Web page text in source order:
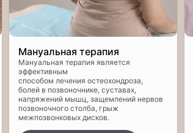
Мануальная терапия
Мануальная терапия является
эффективным
способом лечения остеохондроза,
болей в позвоночнике, суставах,
напряжений мышц, защемлений нервов
позвоночного столба, грыж
межпозвонковых дисков.